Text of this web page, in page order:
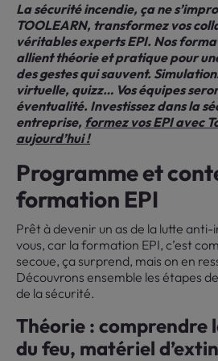
La sécurité incendie, ça ne
TOOLEARN, transformez vos
véritables experts EPI. Nos
allient théorie et pratique pour
des gestes qui sauvent.
virtuelle, quizz… Vos équipes
éventualité. Investissez dans la
entreprise, formez vos EPI avec
aujourd’hui !
Programme et
formation EPI
Prêt à devenir un as de la lutte
vous, car la formation EPI, c’est
secoue, ça surprend, mais on en
Découvrons ensemble les étapes
de la sécurité.
Théorie : comprendre
du feu, matériel